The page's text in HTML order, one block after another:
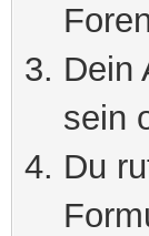
Dein
sein
Du